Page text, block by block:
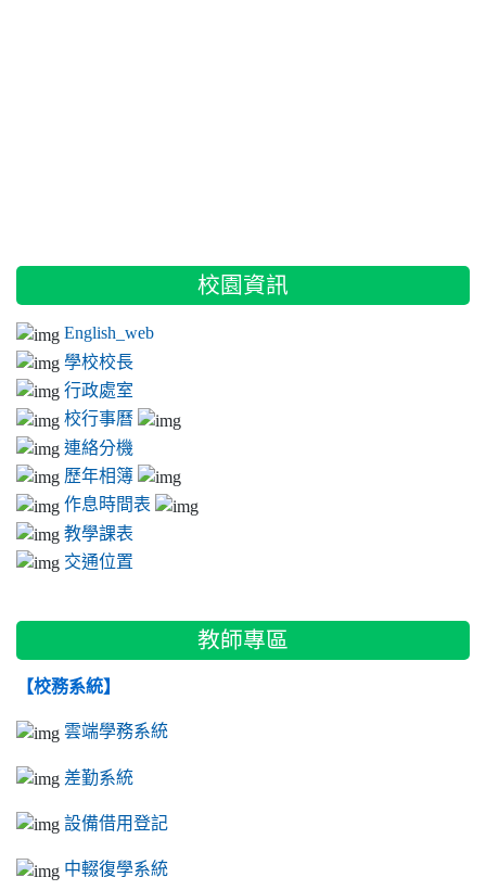
::: 校園資訊
English_web
學校校長
行政處室
校行事曆
連絡分機
歷年相簿
作息時間表
教學課表
交通位置
教師專區
【校務系統】
雲端學務系統
差勤系統
設備借用登記
中輟復學系統